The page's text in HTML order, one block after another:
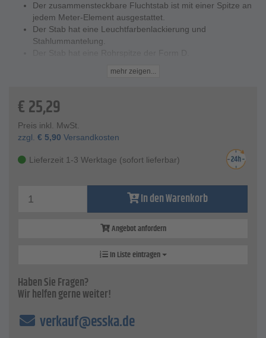
Der zusammensteckbare Fluchtstab ist mit einer Spitze an
jedem Meter-Element ausgestattet.
Der Stab hat eine Leuchtfarbenlackierung und
Stahlummantelung.
mit einer Spitze an jedem Meter-Element
Rohrspitze - D
teilbar in 2 Teile
mehr zeigen...
€25,29
Preis inkl. MwSt.
zzgl. € 5,90 Versandkosten
Lieferzeit 1-3 Werktage (sofort lieferbar)
In den Warenkorb
Angebot anfordern
In Liste eintragen
Haben Sie Fragen?
Wir helfen gerne weiter!
verkauf@esska.de